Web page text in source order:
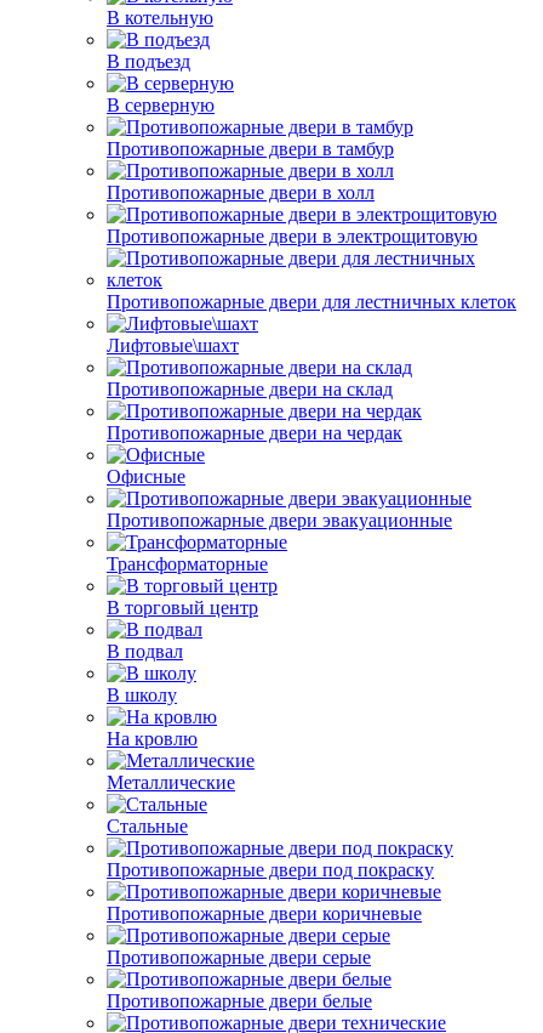
В котельную
В подъезд
В серверную
Противопожарные двери в тамбур
Противопожарные двери в холл
Противопожарные двери в электрощитовую
Противопожарные двери для лестничных клеток
Лифтовые\шахт
Противопожарные двери на склад
Противопожарные двери на чердак
Офисные
Противопожарные двери эвакуационные
Трансформаторные
В торговый центр
В подвал
В школу
На кровлю
Металлические
Стальные
Противопожарные двери под покраску
Противопожарные двери коричневые
Противопожарные двери серые
Противопожарные двери белые